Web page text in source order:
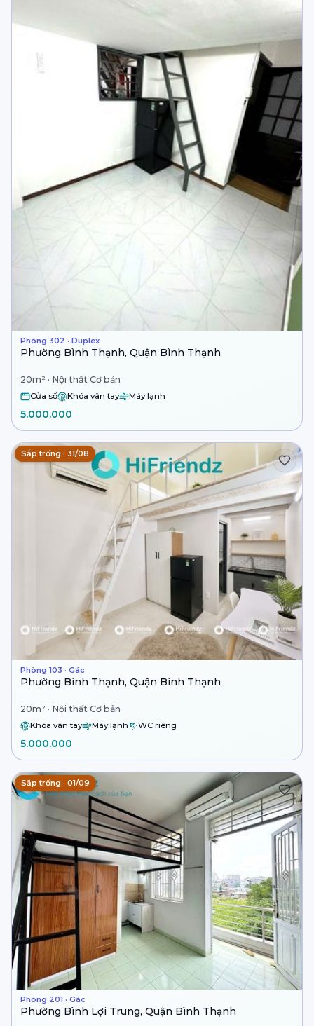
Phòng 302 · Duplex
Phường Bình Thạnh, Quận Bình Thạnh
20m² · Nội thất Cơ bản
Cửa sổ Khóa vân tay Máy lạnh
5.000.000
Sắp trống · 31/08
Phòng 103 · Gác
Phường Bình Thạnh, Quận Bình Thạnh
20m² · Nội thất Cơ bản
Khóa vân tay Máy lạnh WC riêng
5.000.000
Sắp trống · 01/09
Phòng 201 · Gác
Phường Bình Lợi Trung, Quận Bình Thạnh